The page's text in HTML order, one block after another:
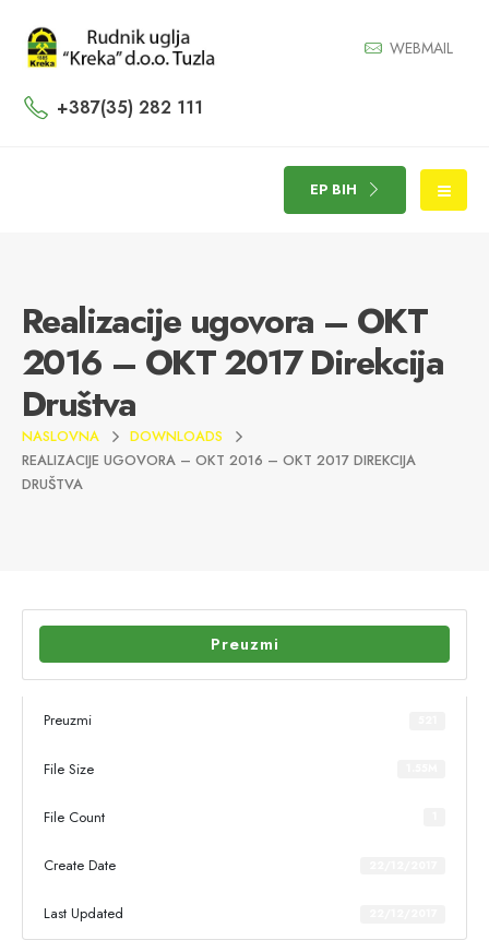
WEBMAIL
+387(35) 282 111
EP BIH
Realizacije ugovora – OKT
2016 – OKT 2017 Direkcija
Društva
NASLOVNA
DOWNLOADS
REALIZACIJE UGOVORA – OKT 2016 – OKT 2017 DIREKCIJA
DRUŠTVA
Preuzmi
Preuzmi
File Size
File Count
Create Date
Last Updated